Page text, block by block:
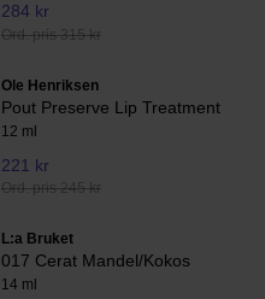
284 kr
Ord. pris 315 kr
Ole Henriksen
Pout Preserve Lip Treatment
12 ml
221 kr
Ord. pris 245 kr
L:a Bruket
017 Cerat Mandel/Kokos
14 ml